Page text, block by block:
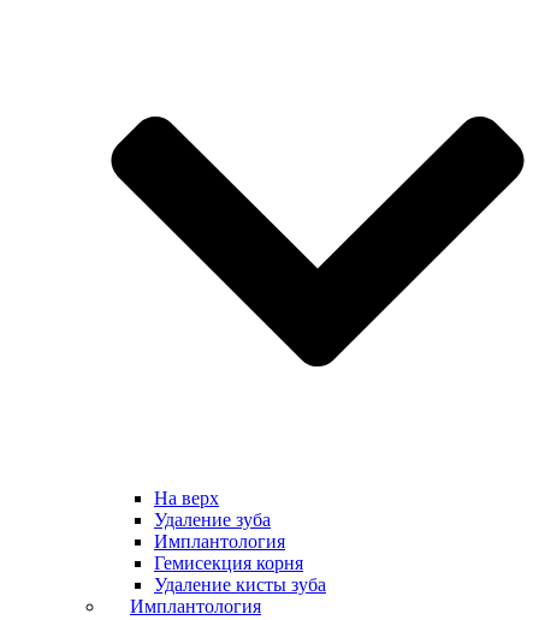
На верх
Удаление зуба
Имплантология
Гемисекция корня
Удаление кисты зуба
Имплантология